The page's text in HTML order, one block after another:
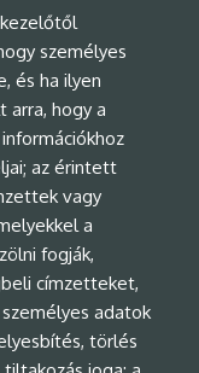
személyes
és ha ilyen
arra, hogy a
az érintett
vagy
a
fogják,
címzetteket,
adatok
törlés